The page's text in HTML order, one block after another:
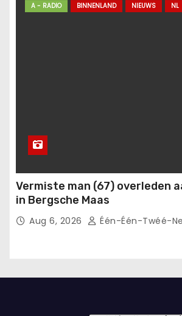
A - RADIO BINNENLAND NIEUWS NL
Vermiste man (67) overleden
in Bergsche Maas
Aug 6, 2026 Één-Één-Twéé-